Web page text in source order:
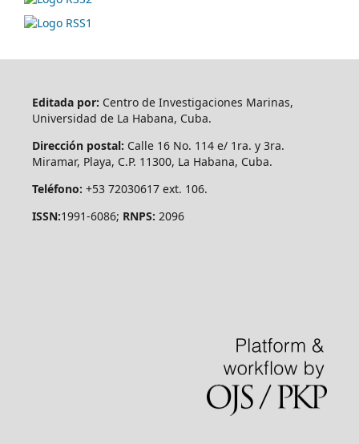
Editada por: Centro de Investigaciones Marinas,
Universidad de La Habana, Cuba.
Dirección postal: Calle 16 No. 114 e/ 1ra. y 3ra.
Miramar, Playa, C.P. 11300, La Habana, Cuba.
Teléfono: +53 72030617 ext. 106.
ISSN:1991-6086; RNPS: 2096